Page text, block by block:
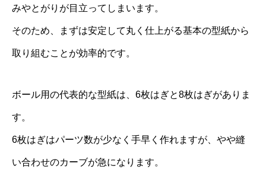
みやとがりが目立ってしまいます。
そのため、まずは安定して丸く仕上がる基本の型紙から
取り組むことが効率的です。
ボール用の代表的な型紙は、6枚はぎと8枚はぎがありま
す。
6枚はぎはパーツ数が少なく手早く作れますが、やや縫
い合わせのカーブが急になります。